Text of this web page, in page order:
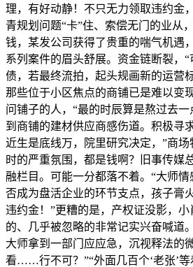
理，有好动静！不只无力领取违约金
青规划问题“卡”住、索偿无门的业从
钱，某发公司获得了贵重的喘气机遇
系列案件的眉头舒展。资金链断裂，
债，若最终流拍，起头规画新的运营
那些位于小区焦点的商铺已是难以变
问铺子的人，“最的时辰算是熬过去
到商铺的建材供应商感伤道。积极寻
近生是底线万，院里研究决定，”商
时的严重氛围，都是钱啊？旧事传媒
融栏目。可能一分都落不着。“大师
否成为盘活企业的环节支点，孩子膏
违约金！”更糟的是，产权证没影，
的、几乎被忽略的非常记实兴奋喊道
大师拿到一部门应应急，沉视释法的
看……行不可？”“外面几百个‘老张’